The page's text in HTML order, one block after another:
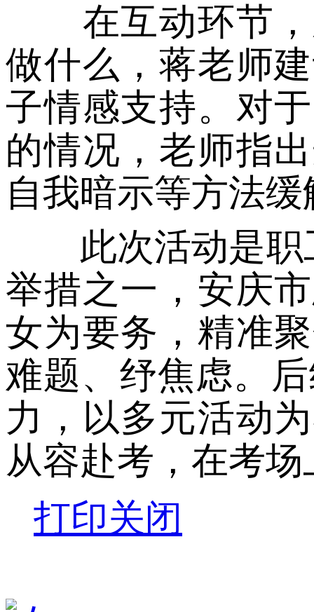
在互动环节，
做什么，蒋老师
子情感支持。对
的情况，老师指
自我暗示等方法缓
此次活动是职
举措之一，安庆
女为要务，精准
难题、纾焦虑。
力，以多元活动
从容赴考，在考
打印关闭